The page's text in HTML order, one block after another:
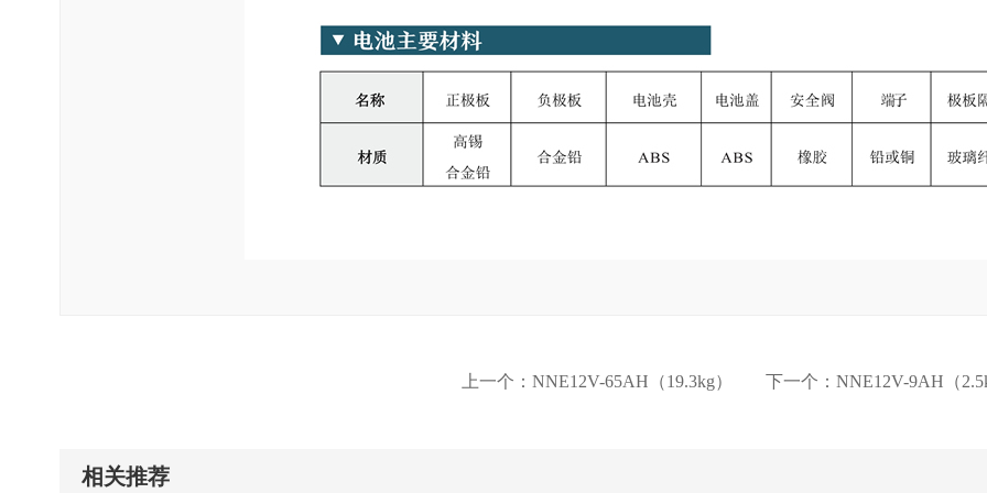
上一个： NNE12V-65AH（19.3kg） 下一个： NNE12V-9AH（
相关推荐